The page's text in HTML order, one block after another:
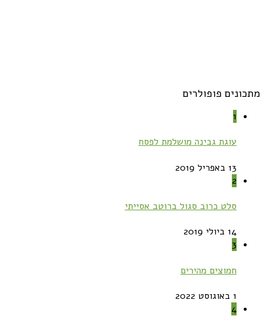
מתכונים פופולרים
1
עוגת גבינה מושלמת לפסח
13 באפריל 2019
2
סלט כרוב סגול ברוטב אסייתי
14 ביולי 2019
3
חמוצים מהירים
1 באוגוסט 2022
4